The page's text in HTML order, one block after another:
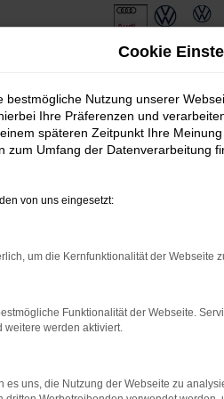
kann auch dazu führen,
Cookie
bestmögliche Nutzung unserer
Ihre Präferenzen und
späteren Zeitpunkt Ihre
zum Umfang der Datenverarbeitung
von uns eingesetzt:
um die Kernfunktionalität der Webseite
Funktionalität der Webseite.
weitere werden aktiviert.
es uns, die Nutzung der Webseite zu